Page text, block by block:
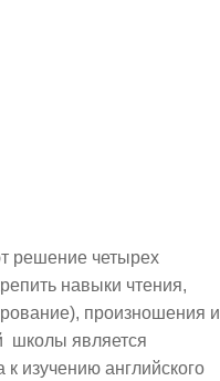
решение четырех
навыки чтения,
произношения и
школы является
изучению английского